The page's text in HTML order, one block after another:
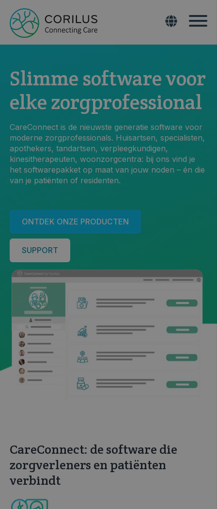
Slimme software voor
elke zorgprofessional
CareConnect is de nieuwste generatie software voor
moderne zorgprofessionals. Huisartsen, specialisten,
apothekers, tandartsen, verpleegkundigen,
kinesitherapeuten, woonzorgcentra: bij ons vind je
het softwarepakket op maat van jouw noden – én die
van je patiënten of residenten.
ONTDEK ONZE PRODUCTEN
SUPPORT
CareConnect: de software die
zorgverleners en patiënten
verbindt